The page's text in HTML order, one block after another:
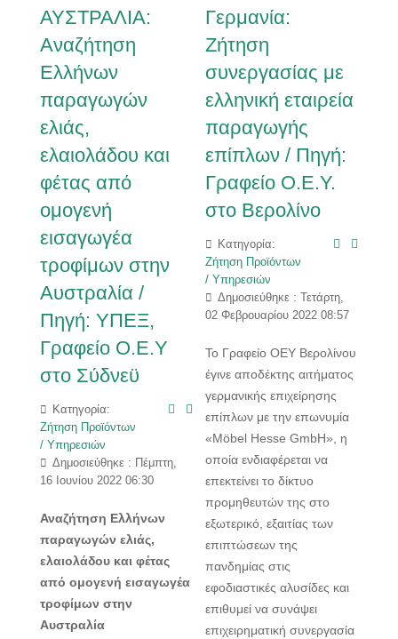
ΑΥΣΤΡΑΛΙΑ:
Αναζήτηση
Ελλήνων
παραγωγών
ελιάς,
ελαιολάδου και
φέτας από
ομογενή
εισαγωγέα
τροφίμων στην
Αυστραλία /
Πηγή: ΥΠΕΞ,
Γραφείο Ο.Ε.Υ
στο Σύδνεϋ
Κατηγορία:
Ζήτηση Προϊόντων
/ Υπηρεσιών
Δημοσιεύθηκε : Πέμπτη,
16 Ιουνίου 2022 06:30
Αναζήτηση Ελλήνων
παραγωγών ελιάς,
ελαιολάδου και φέτας
από ομογενή εισαγωγέα
τροφίμων στην
Αυστραλία
Γερμανία:
Ζήτηση
συνεργασίας με
ελληνική εταιρεία
παραγωγής
επίπλων / Πηγή:
Γραφείο Ο.Ε.Υ.
στο Βερολίνο
Κατηγορία:
Ζήτηση Προϊόντων
/ Υπηρεσιών
Δημοσιεύθηκε : Τετάρτη,
02 Φεβρουαρίου 2022 08:57
Το Γραφείο ΟΕΥ Βερολίνου
έγινε αποδέκτης αιτήματος
γερμανικής επιχείρησης
επίπλων με την επωνυμία
«Möbel Hesse GmbH», η
οποία ενδιαφέρεται να
επεκτείνει το δίκτυο
προμηθευτών της στο
εξωτερικό, εξαιτίας των
επιπτώσεων της
πανδημίας στις
εφοδιαστικές αλυσίδες και
επιθυμεί να συνάψει
επιχειρηματική συνεργασία